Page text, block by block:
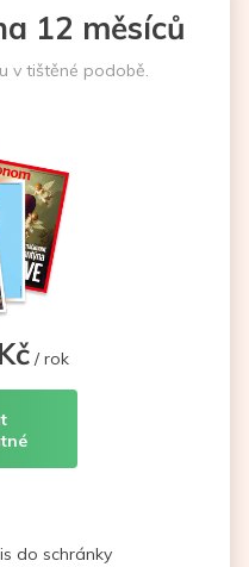
12 měsíců
v tištěné podobě.
/ rok
do schránky